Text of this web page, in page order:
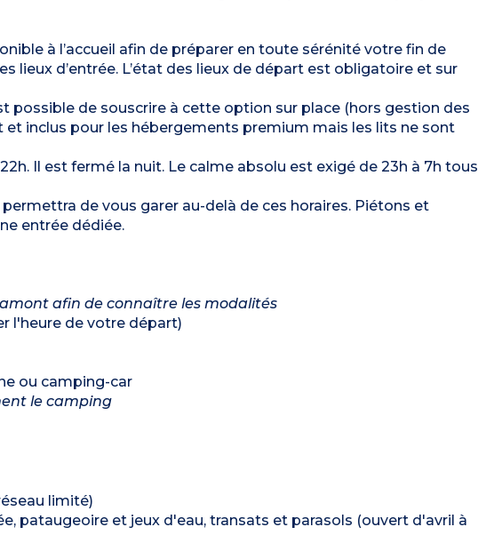
à l’accueil afin de préparer en toute sérénité votre fin de
lieux d’entrée. L’état des lieux de départ est obligatoire et sur
possible de souscrire à cette option sur place (hors gestion des
inclus pour les hébergements premium mais les lits ne sont
Il est fermé la nuit. Le calme absolu est exigé de 23h à 7h tous
de vous garer au-delà de ces horaires. Piétons et
entrée dédiée.
afin de connaître les modalités
l'heure de votre départ)
ou camping-car
le camping
limité)
pataugeoire et jeux d'eau, transats et parasols (ouvert d'avril à